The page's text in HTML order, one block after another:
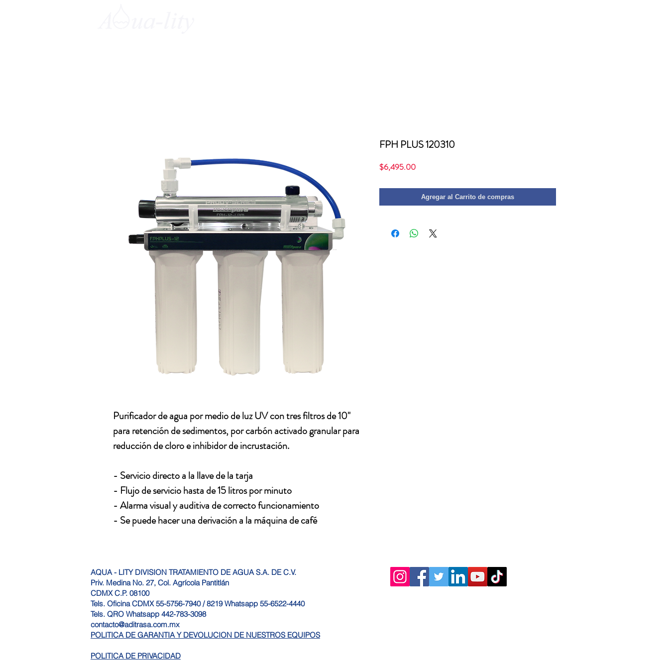
Purificador de agua por medio de luz UV con tres filtros de 10"
para retención de sedimentos, por carbón activado granular para
reducción de cloro e inhibidor de incrustación.
- Servicio directo a la llave de la tarja
- Flujo de servicio hasta de 15 litros por minuto
- Alarma visual y auditiva de correcto funcionamiento
- Se puede hacer una derivación a la máquina de café
FPH PLUS 120310
$6,495.00Precio
Agregar al Carrito de compras
AQUA - LITY DIVISION TRATAMIENTO DE AGUA S.A. DE C.V.
Priv. Medina No. 27, Col. Agrícola Pantitlán
CDMX C.P. 08100
Tels. Oficina CDMX 55-5756-7940 / 8219 Whatsapp 55-6522-4440
Tels. QRO Whatsapp 442-783-3098
contacto@aditrasa.com.mx
POLITICA DE GARANTIA Y DEVOLUCION DE NUESTROS EQUIPOS
POLITICA DE PRIVACIDAD